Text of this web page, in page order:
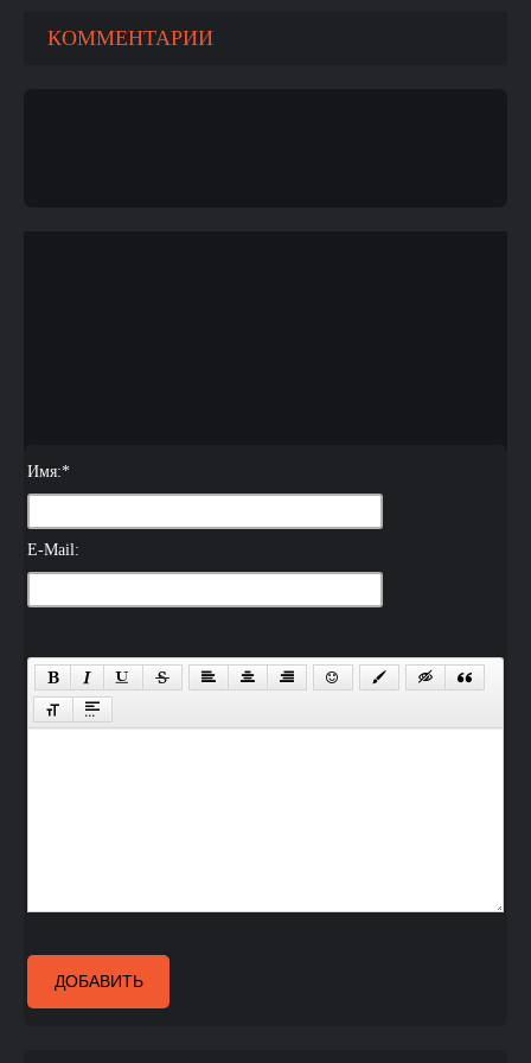
КОММЕНТАРИИ
Имя:*
E-Mail:
ДОБАВИТЬ